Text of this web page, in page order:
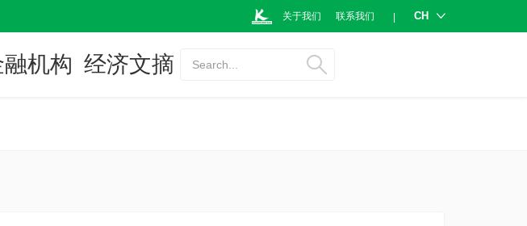
关于我们 联系我们 | CH
机构 经济文摘 Search...